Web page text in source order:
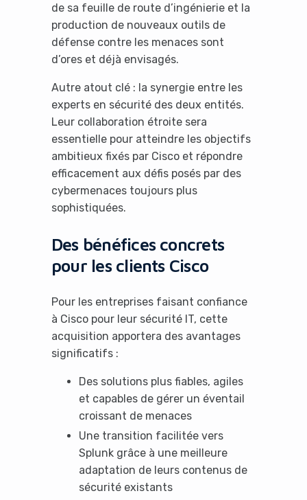
de sa feuille de route d’ingénierie et la
production de nouveaux outils de
défense contre les menaces sont
d’ores et déjà envisagés.
Autre atout clé : la synergie entre les
experts en sécurité des deux entités.
Leur collaboration étroite sera
essentielle pour atteindre les objectifs
ambitieux fixés par Cisco et répondre
efficacement aux défis posés par des
cybermenaces toujours plus
sophistiquées.
Des bénéfices concrets
pour les clients Cisco
Pour les entreprises faisant confiance
à Cisco pour leur sécurité IT, cette
acquisition apportera des avantages
significatifs :
Des solutions plus fiables, agiles
et capables de gérer un éventail
croissant de menaces
Une transition facilitée vers
Splunk grâce à une meilleure
adaptation de leurs contenus de
sécurité existants